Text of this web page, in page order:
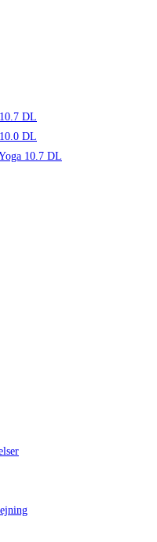
DL
DL
10.7 DL